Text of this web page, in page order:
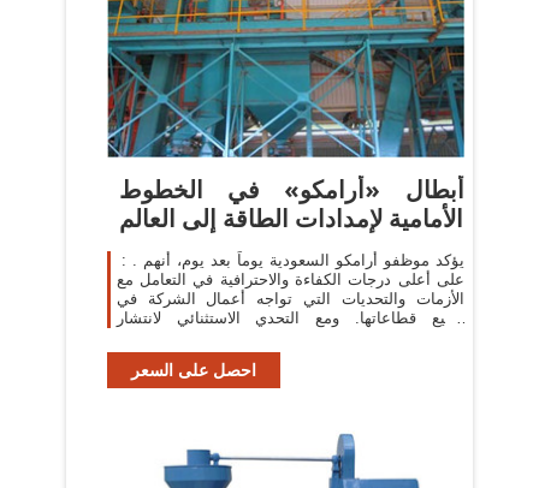
أبطال «أرامكو» في الخطوط
الأمامية لإمدادات الطاقة إلى العالم
︎ : . يؤكد موظفو أرامكو السعودية يوماً بعد يوم، أنهم
على أعلى درجات الكفاءة والاحترافية في التعامل مع
الأزمات والتحديات التي تواجه أعمال الشركة في
جميع قطاعاتها. ومع التحدي الاستثنائي لانتشار
احصل على السعر